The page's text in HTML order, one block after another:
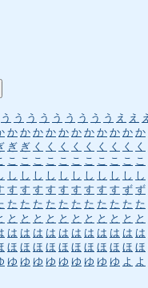
う う う う う う う う う え え え
か か か か か か か か か か か
ぎ ぎ く く く く く く く く く
こ こ こ こ こ こ こ こ こ こ こ
し し し し し し し し し し し
す す す す す す す す す ず ず
た た た た た た た た た た た
と と と と と と と と と と と
は は は は は は は は は は は
ほ ほ ほ ほ ほ ほ ほ ほ ほ ほ ほ
ゆ ゆ ゆ ゆ ゆ ゆ ゆ ゆ ゆ よ よ